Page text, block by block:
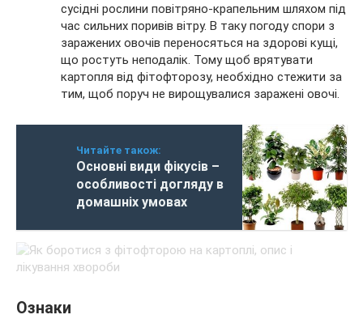
сусідні рослини повітряно-крапельним шляхом під
час сильних поривів вітру. В таку погоду спори з
заражених овочів переносяться на здорові кущі,
що ростуть неподалік. Тому щоб врятувати
картопля від фітофторозу, необхідно стежити за
тим, щоб поруч не вирощувалися заражені овочі.
Читайте також:
Основні види фікусів –
особливості догляду в
домашніх умовах
Ознаки